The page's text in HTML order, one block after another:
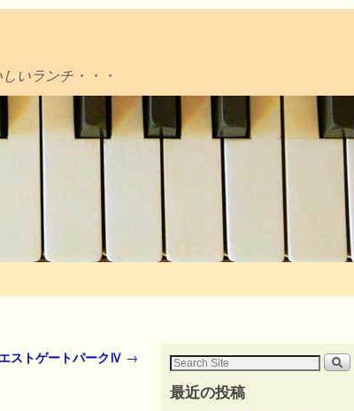
いランチ・・・
ストゲートパークⅣ →
最近の投稿